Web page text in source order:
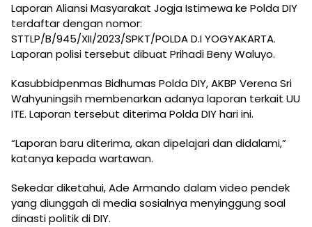
Laporan Aliansi Masyarakat Jogja Istimewa ke Polda DIY
terdaftar dengan nomor:
STTLP/B/945/XII/2023/SPKT/POLDA D.I YOGYAKARTA.
Laporan polisi tersebut dibuat Prihadi Beny Waluyo.
Kasubbidpenmas Bidhumas Polda DIY, AKBP Verena Sri
Wahyuningsih membenarkan adanya laporan terkait UU
ITE. Laporan tersebut diterima Polda DIY hari ini.
“Laporan baru diterima, akan dipelajari dan didalami,”
katanya kepada wartawan.
Sekedar diketahui, Ade Armando dalam video pendek
yang diunggah di media sosialnya menyinggung soal
dinasti politik di DIY.